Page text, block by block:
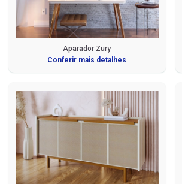
Aparador Zury
Conferir mais detalhes